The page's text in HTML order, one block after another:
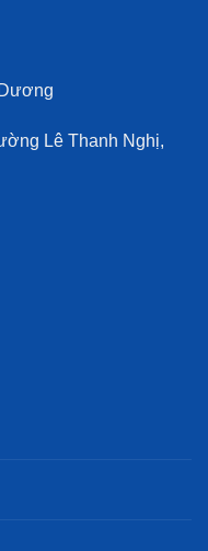
Lê Thanh Nghị,